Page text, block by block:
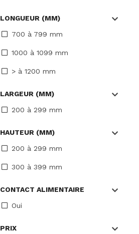
LONGUEUR (MM)
700 à 799 mm
1000 à 1099 mm
> à 1200 mm
LARGEUR (MM)
200 à 299 mm
HAUTEUR (MM)
200 à 299 mm
300 à 399 mm
CONTACT ALIMENTAIRE
Oui
PRIX